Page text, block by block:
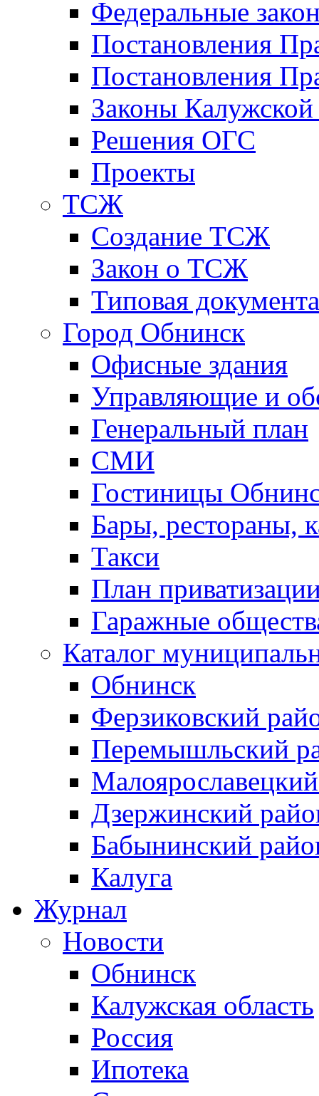
Федеральные
Постановления
Постановления
Законы Калужской
Решения ОГС
Проекты
ТСЖ
Создание ТСЖ
Закон о ТСЖ
Типовая
Город Обнинск
Офисные здания
Управляющие и
Генеральный план
СМИ
Гостиницы
Бары, рестораны,
Такси
План
Гаражные
Каталог
Обнинск
Ферзиковский
Перемышльский
Дзержинский
Бабынинский
Калуга
Журнал
Новости
Обнинск
Калужская область
Россия
Ипотека